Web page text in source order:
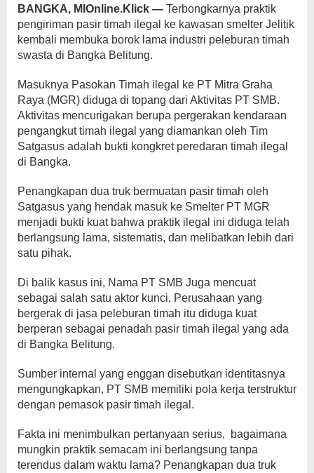
BANGKA, MIOnline.Klick — Terbongkarnya praktik
pengiriman pasir timah ilegal ke kawasan smelter Jelitik
kembali membuka borok lama industri peleburan timah
swasta di Bangka Belitung.
Masuknya Pasokan Timah ilegal ke PT Mitra Graha
Raya (MGR) diduga di topang dari Aktivitas PT SMB.
Aktivitas mencurigakan berupa pergerakan kendaraan
pengangkut timah ilegal yang diamankan oleh Tim
Satgasus adalah bukti kongkret peredaran timah ilegal
di Bangka.
Penangkapan dua truk bermuatan pasir timah oleh
Satgasus yang hendak masuk ke Smelter PT MGR
menjadi bukti kuat bahwa praktik ilegal ini diduga telah
berlangsung lama, sistematis, dan melibatkan lebih dari
satu pihak.
Di balik kasus ini, Nama PT SMB Juga mencuat
sebagai salah satu aktor kunci, Perusahaan yang
bergerak di jasa peleburan timah itu diduga kuat
berperan sebagai penadah pasir timah ilegal yang ada
di Bangka Belitung.
Sumber internal yang enggan disebutkan identitasnya
mengungkapkan, PT SMB memiliki pola kerja terstruktur
dengan pemasok pasir timah ilegal.
Fakta ini menimbulkan pertanyaan serius,
bagaimana
mungkin praktik semacam ini berlangsung tanpa
terendus dalam waktu lama? Penangkapan dua truk